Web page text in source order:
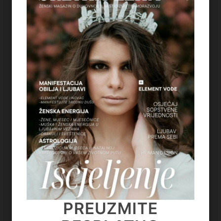
REGULACIJA ŽIVČANOG SUSTAVA – ZAŠTO
OSJEĆAMO STRAH KADA NAM SE OSTVARUJU
SNOVI
July 6, 2026
TAROT PORUKE ZA SVE ZNAKOVE ZODIJAKA –
LJETO 2026.
on June 25, 2026
KAKO OTPUSTITI POTREBU ZA KONTROLOM I
NAUČITI VJEROVATI SVOM UNUTARNJEM
GLASU
June 22, 2026
PREUZMITE
PREUZMITE